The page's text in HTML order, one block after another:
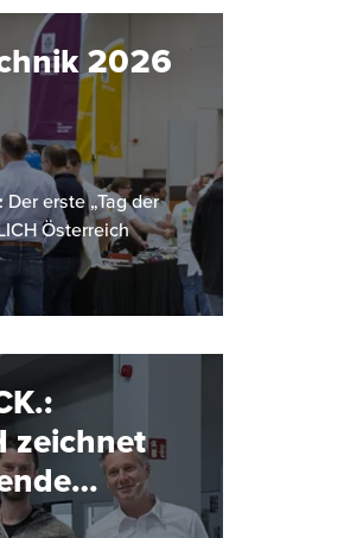
2026
erste „Tag der
Österreich
zeichnet